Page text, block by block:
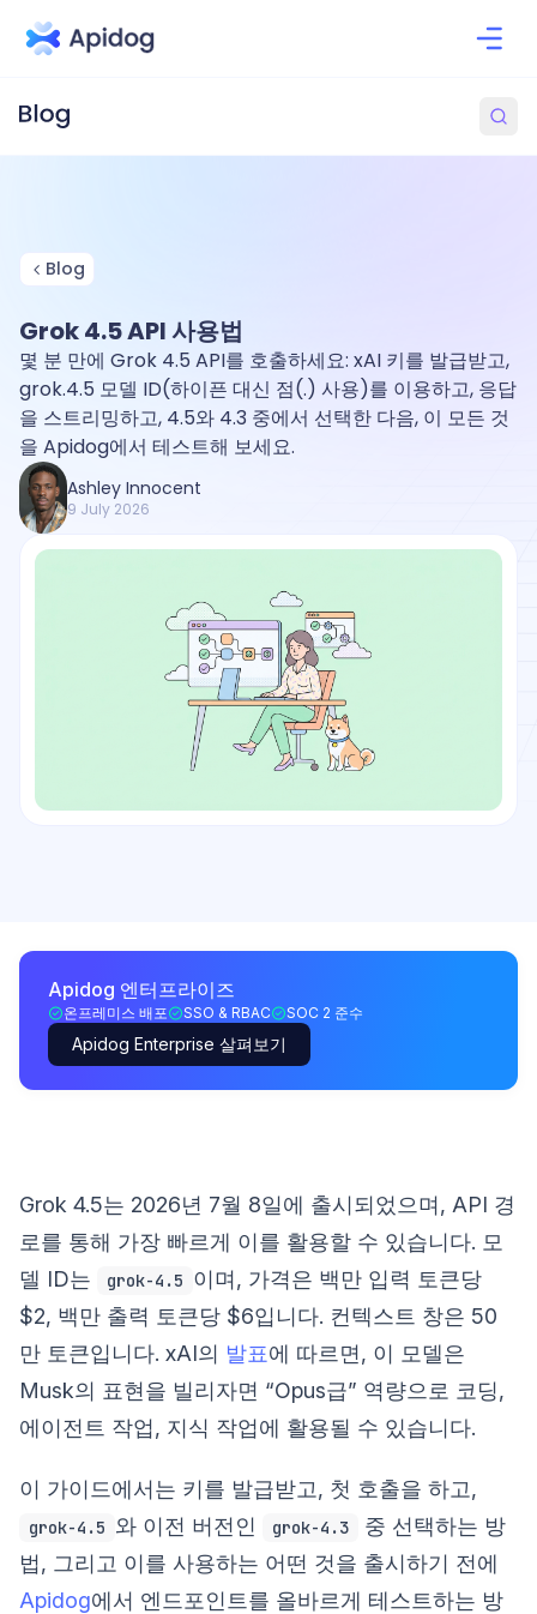
Blog
Grok 4.5 API 사용법
몇 분 만에 Grok 4.5 API를 호출하세요: xAI 키를 발급받고,
grok.4.5 모델 ID(하이픈 대신 점(.) 사용)를 이용하고, 응답
을 스트리밍하고, 4.5와 4.3 중에서 선택한 다음, 이 모든 것
을 Apidog에서 테스트해 보세요.
Ashley Innocent
9 July 2026
Apidog 엔터프라이즈
온프레미스 배포 SSO & RBAC SOC 2 준수
Apidog Enterprise 살펴보기
Grok 4.5는 2026년 7월 8일에 출시되었으며, API 경
로를 통해 가장 빠르게 이를 활용할 수 있습니다. 모
델 ID는
grok-4.5 이며, 가격은 백만 입력 토큰당
$2, 백만 출력 토큰당 $6입니다. 컨텍스트 창은 50
만 토큰입니다. xAI의 발표에 따르면, 이 모델은
Musk의 표현을 빌리자면 “Opus급” 역량으로 코딩,
에이전트 작업, 지식 작업에 활용될 수 있습니다.
이 가이드에서는 키를 발급받고, 첫 호출을 하고,
grok-4.5 와 이전 버전인 grok-4.3
중 선택하는 방
법, 그리고 이를 사용하는 어떤 것을 출시하기 전에
Apidog에서 엔드포인트를 올바르게 테스트하는 방